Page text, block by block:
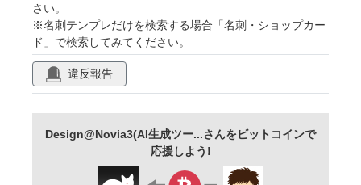
さい。
※名刺テンプレだけを検索する場合「名刺・ショップカー
ド」で検索してみてください。
違反報告
Design@Novia3(AI生成ツー...さんをビットコインで
応援しよう!